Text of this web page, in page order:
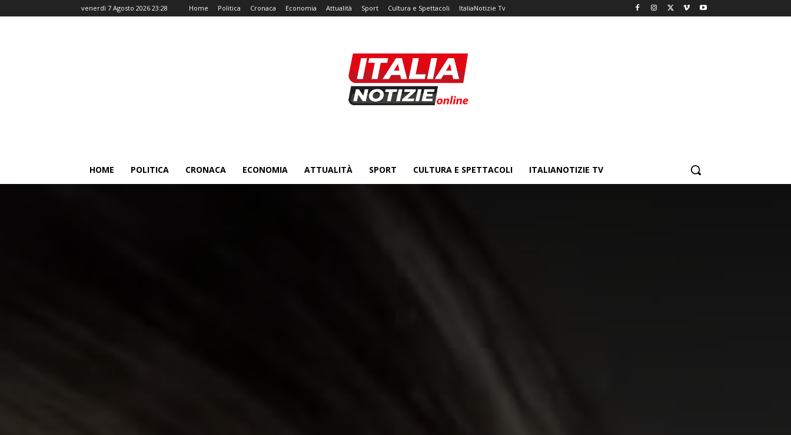
venerdì 7 Agosto 2026 23:28 Home Politica Cronaca Economia Attualità Sport Cultura e Spettacoli ItaliaNotizie Tv
HOME POLITICA CRONACA ECONOMIA ATTUALITÀ SPORT CULTURA E SPETTACOLI ITALIANOTIZIE TV